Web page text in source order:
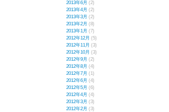
2013年6月 (2)
2013年4月 (2)
2013年3月 (2)
2013年2月 (8)
2013年1月 (7)
2012年12月 (5)
2012年11月 (3)
2012年10月 (3)
2012年9月 (2)
2012年8月 (4)
2012年7月 (1)
2012年6月 (4)
2012年5月 (6)
2012年4月 (4)
2012年3月 (3)
2012年2月 (3)